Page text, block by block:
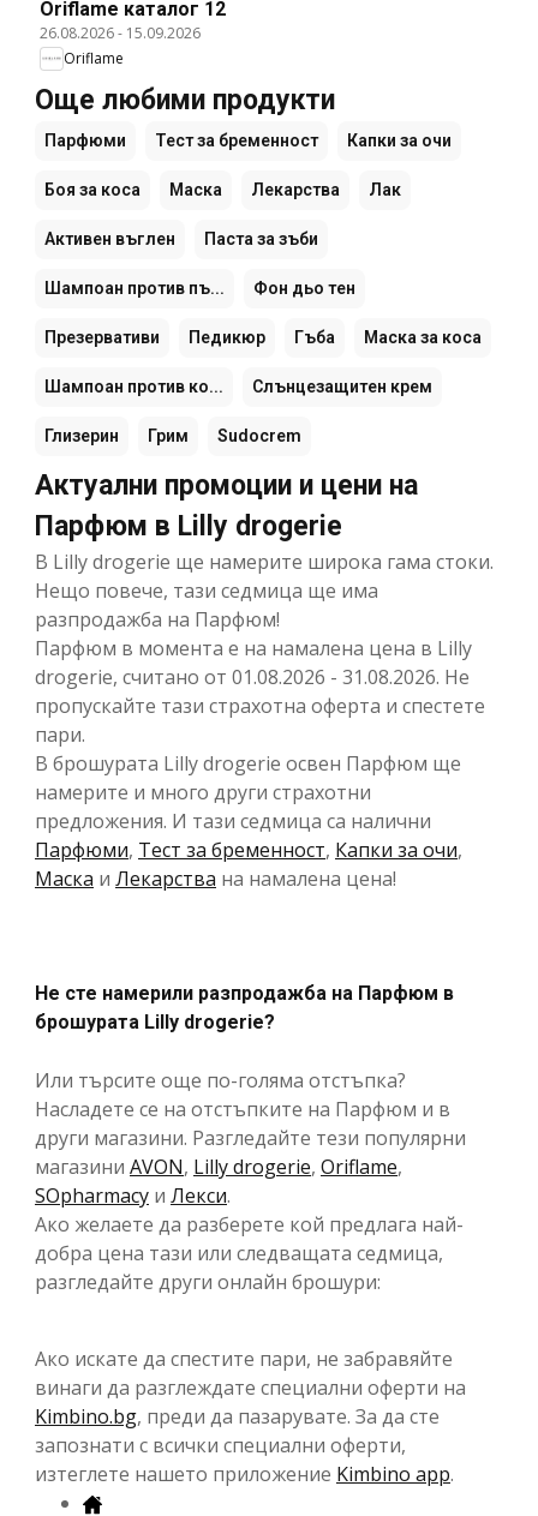
Oriflame каталог 12
26.08.2026- 15.09.2026
Oriflame
Още любими продукти
Парфюми Тест за бременност Капки за очи
Боя за коса Маска Лекарства Лак
Активен въглен Паста за зъби
Шампоан против пъ... Фон дьо тен
Презервативи Педикюр Гъба Маска за коса
Шампоан против ко... Слънцезащитен крем
Глизерин Грим Sudocrem
Актуални промоции и цени на
Парфюм в Lilly drogerie
В Lilly drogerie ще намерите широка гама стоки.
Нещо повече, тази седмица ще има
разпродажба на Парфюм!
Парфюм в момента е на намалена цена в Lilly
drogerie, считано от 01.08.2026 - 31.08.2026. Не
пропускайте тази страхотна оферта и спестете
пари.
В брошурата Lilly drogerie освен Парфюм ще
намерите и много други страхотни
предложения. И тази седмица са налични
Парфюми, Тест за бременност, Капки за очи,
Маска и Лекарства на намалена цена!
Не сте намерили разпродажба на Парфюм в
брошурата Lilly drogerie?
Или търсите още по-голяма отстъпка?
Насладете се на отстъпките на Парфюм и в
други магазини. Разгледайте тези популярни
магазини AVON, Lilly drogerie, Oriflame,
SOpharmacy и Лекси.
Ако желаете да разберете кой предлага най-
добра цена тази или следващата седмица,
разгледайте други онлайн брошури:
Ако искате да спестите пари, не забравяйте
винаги да разглеждате специални оферти на
Kimbino.bg, преди да пазарувате. За да сте
запознати с всички специални оферти,
изтеглете нашето приложение Kimbino app.